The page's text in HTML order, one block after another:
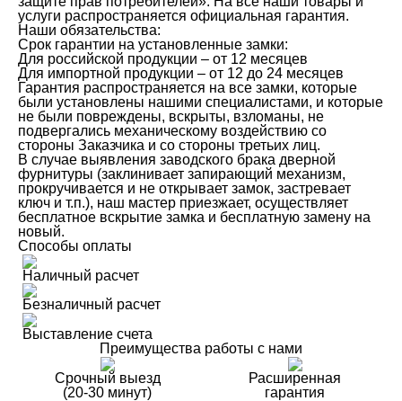
услуги распространяется официальная гарантия.
Наши обязательства:
Срок гарантии на установленные замки:
Для российской продукции – от 12 месяцев
Для импортной продукции – от 12 до 24 месяцев
Гарантия распространяется на все замки, которые
были установлены нашими специалистами, и которые
не были повреждены, вскрыты, взломаны, не
подвергались механическому воздействию со
стороны Заказчика и со стороны третьих лиц.
В случае выявления заводского брака дверной
фурнитуры (заклинивает запирающий механизм,
прокручивается и не открывает замок, застревает
ключ и т.п.), наш мастер приезжает, осуществляет
бесплатное вскрытие замка и бесплатную замену на
новый.
Способы оплаты
Наличный расчет
Безналичный расчет
Выставление счета
Преимущества работы с нами
Срочный выезд
(20-30 минут)
Расширенная
гарантия